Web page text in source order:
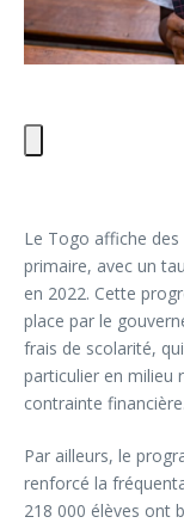
Le Togo affiche des
primaire, avec un
en 2022. Cette
place par le
frais de scolarité,
particulier en milieu
contrainte financière.
Par ailleurs, le
renforcé la
218 000 élèves ont